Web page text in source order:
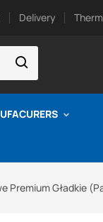
Delivery
Premium Gładkie